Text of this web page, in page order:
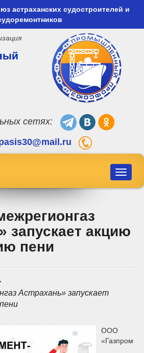
астраханских судостроителей и
сетях:
Toggle
запускает акцию
пени
Астрахань» запускает
ООО
«Газпром